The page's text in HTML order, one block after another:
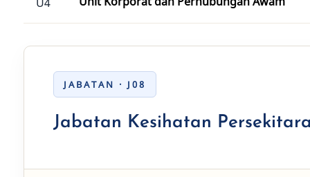
JABATAN · J08
Jabatan Kesihatan